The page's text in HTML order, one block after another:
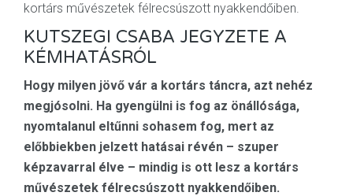
kortárs művészetek félrecsúszott nyakkendőiben.
KUTSZEGI CSABA JEGYZETE A
KÉMHATÁSRÓL
Hogy milyen jövő vár a kortárs táncra, azt nehéz
megjósolni. Ha gyengülni is fog az önállósága,
nyomtalanul eltűnni sohasem fog, mert az
előbbiekben jelzett hatásai révén – szuper
képzavarral élve – mindig is ott lesz a kortárs
művészetek félrecsúszott nyakkendőiben.